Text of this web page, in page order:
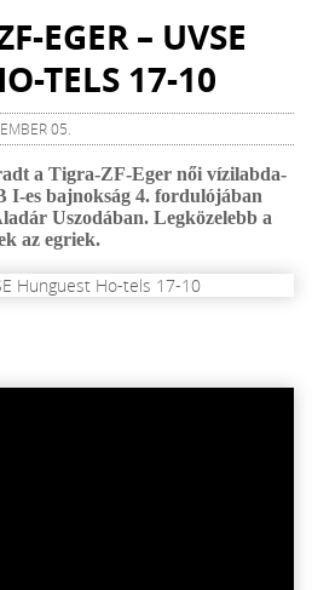
EGER – UVSE
TELS 17-10
05.
a Tigra-ZF-Eger női vízilabda-
I-es bajnokság 4. fordulójában
Uszodában. Legközelebb a
az egriek.